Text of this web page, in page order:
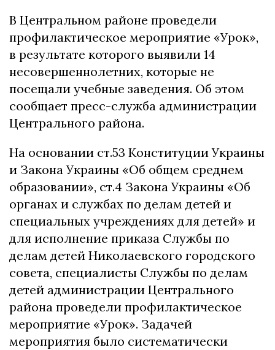
В Центральном районе проведели
профилактическое мероприятие «Урок»,
в результате которого выявили 14
несовершеннолетних, которые не
посещали учебные заведения. Об этом
сообщает пресс-служба администрации
Центрального района.
На основании ст.53 Конституции Украины
и Закона Украины «Об общем среднем
образовании», ст.4 Закона Украины «Об
органах и службах по делам детей и
специальных учреждениях для детей» и
для исполнение приказа Службы по
делам детей Николаевского городского
совета, специалисты Службы по делам
детей администрации Центрального
района проведели профилактическое
мероприятие «Урок». Задачей
мероприятия было систематически